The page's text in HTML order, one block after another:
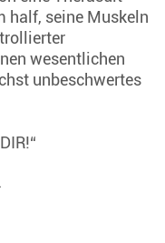
half, seine Muskeln
wesentlichen
unbeschwertes
.